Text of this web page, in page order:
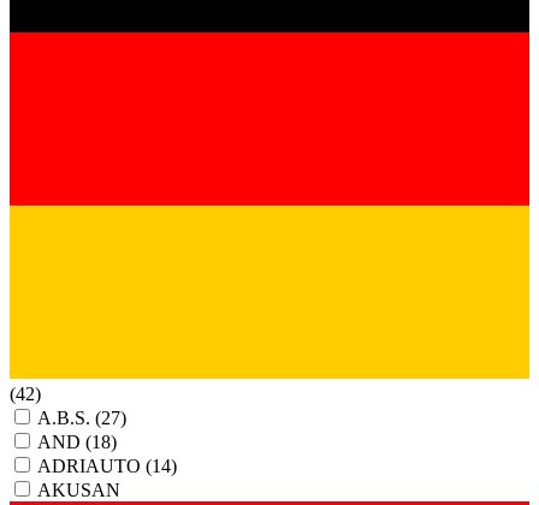
(42)
A.B.S. (27)
AND (18)
ADRIAUTO (14)
AKUSAN